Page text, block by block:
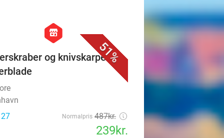
51%
hexagon
store
og knivskarpe
Normalpris 487kr.
239kr.